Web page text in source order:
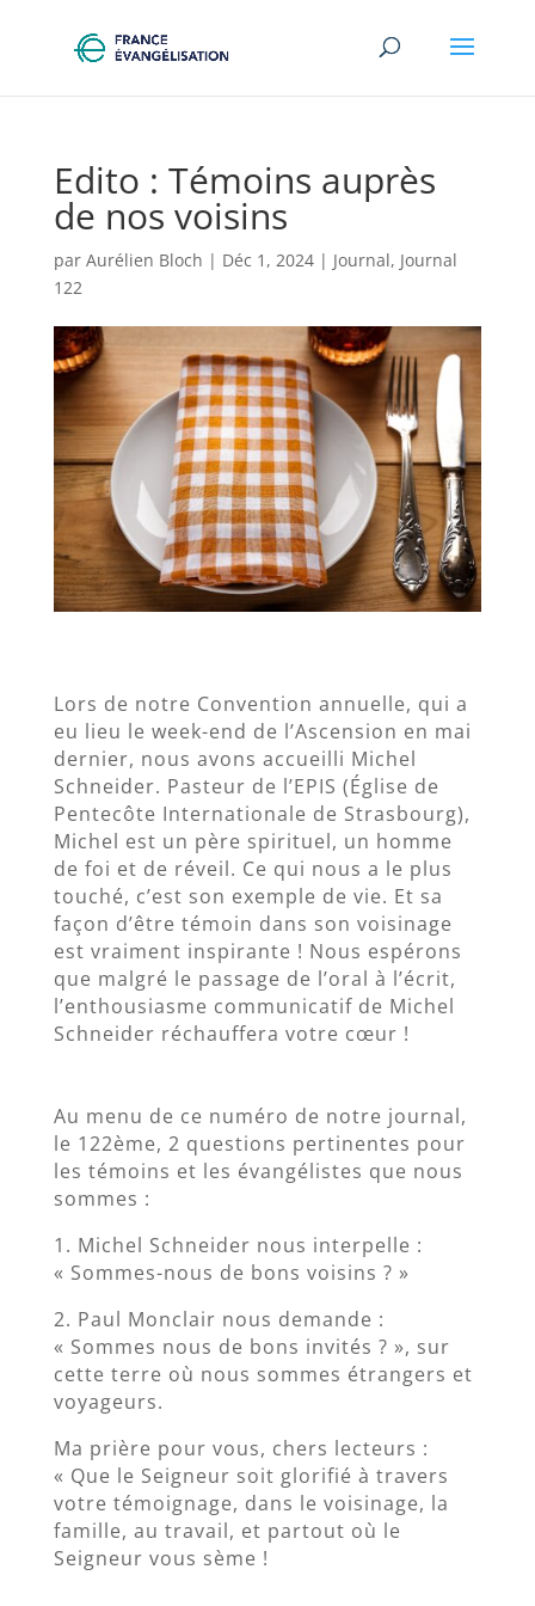
Edito : Témoins auprès
de nos voisins
par Aurélien Bloch | Déc 1, 2024| Journal, Journal
122
Lors de notre Convention annuelle, qui a
eu lieu le week-end de l’Ascension en mai
dernier, nous avons accueilli Michel
Schneider. Pasteur de l’EPIS (Église de
Pentecôte Internationale de Strasbourg),
Michel est un père spirituel, un homme
de foi et de réveil. Ce qui nous a le plus
touché, c’est son exemple de vie. Et sa
façon d’être témoin dans son voisinage
est vraiment inspirante ! Nous espérons
que malgré le passage de l’oral à l’écrit,
l’enthousiasme communicatif de Michel
Schneider réchauffera votre cœur !
Au menu de ce numéro de notre journal,
le 122ème, 2 questions pertinentes pour
les témoins et les évangélistes que nous
sommes :
1. Michel Schneider nous interpelle :
« Sommes-nous de bons voisins ? »
2. Paul Monclair nous demande :
« Sommes nous de bons invités ? », sur
cette terre où nous sommes étrangers et
voyageurs.
Ma prière pour vous, chers lecteurs :
« Que le Seigneur soit glorifié à travers
votre témoignage, dans le voisinage, la
famille, au travail, et partout où le
Seigneur vous sème !